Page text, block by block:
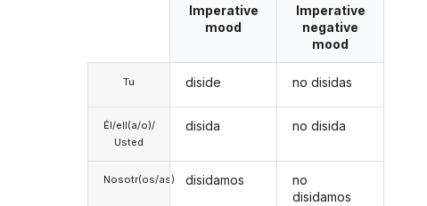
Tu
Él/ell(a/o)/
Usted
Nosotr(os/as)
Imperative
mood
diside
disida
disidamos
Imperative
negative
mood
no disidas
no disida
no
disidamos